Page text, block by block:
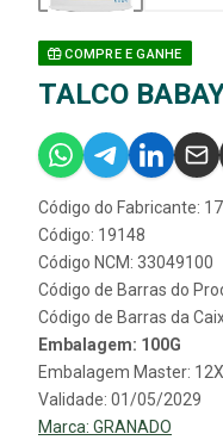
COMPRE E GANHE
TALCO
Código do Fabricante:
Código: 19148
Código NCM: 33049100
Código de Barras do
Código de Barras da
Embalagem: 100G
Embalagem Master:
Validade: 01/05/2029
Marca: GRANADO